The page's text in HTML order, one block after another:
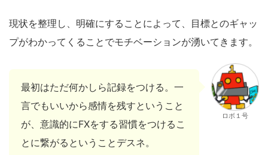
現状を整理し、明確にすることによって、目標とのギャッ
プがわかってくることでモチベーションが湧いてきます。
最初はただ何かしら記録をつける。一
言でもいいから感情を残すということ
が、意識的にFXをする習慣をつけるこ
とに繋がるということデスネ。
ロボ１号